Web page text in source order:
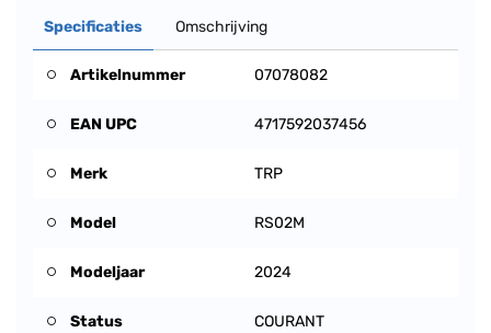
Specificaties Omschrijving
Artikelnummer 07078082
EAN UPC 4717592037456
Merk TRP
Model RS02M
Modeljaar 2024
Status COURANT